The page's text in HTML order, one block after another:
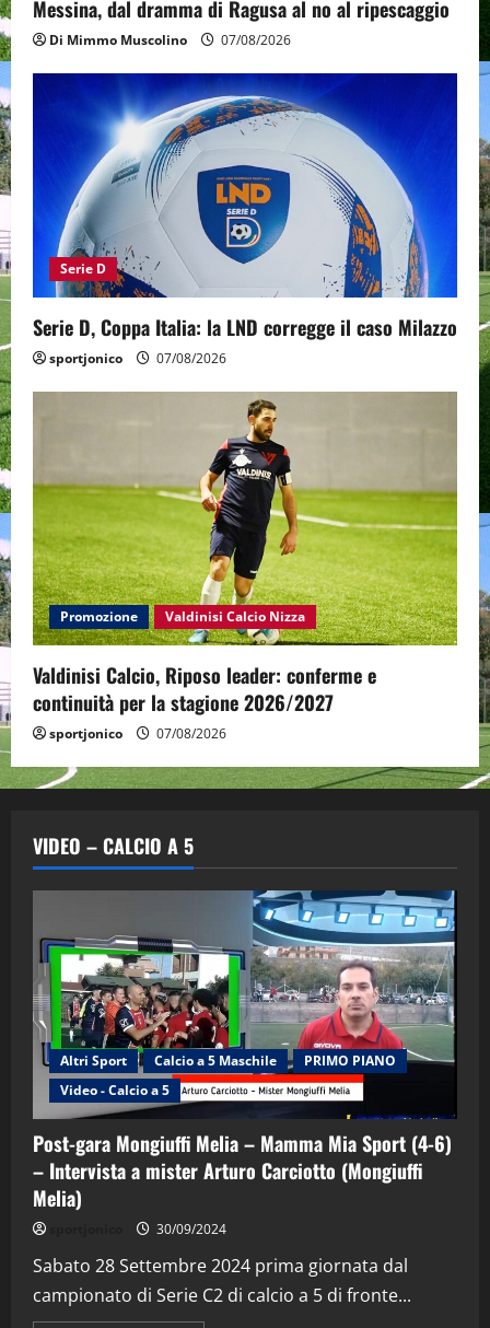
Messina, dal dramma di Ragusa al no al ripescaggio
Di Mimmo Muscolino 07/08/2026
Serie D
Serie D, Coppa Italia: la LND corregge il caso Milazzo
sportjonico 07/08/2026
Promozione Valdinisi Calcio Nizza
Valdinisi Calcio, Riposo leader: conferme e
continuità per la stagione 2026/2027
sportjonico 07/08/2026
VIDEO – CALCIO A 5
Altri Sport Calcio a 5 Maschile
PRIMO PIANO
Video - Calcio a 5
Post-gara Mongiuffi Melia – Mamma Mia Sport (4-6)
– Intervista a mister Arturo Carciotto (Mongiuffi
Melia)
30/09/2024
Sabato 28 Settembre 2024 prima giornata dal
campionato di Serie C2 di calcio a 5 di fronte...
2
“SportEmpire” in Podcast: 29^ Puntata
(Martedi 28 Aprile 2026)
28/04/2026